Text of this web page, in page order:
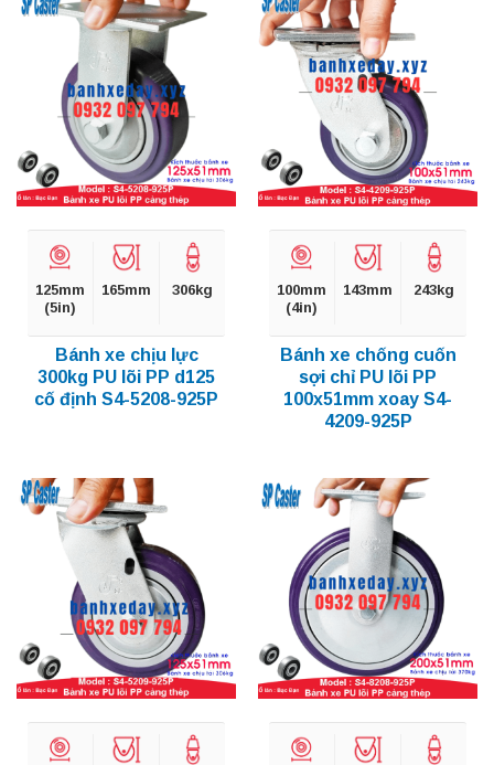
125mm
(5in)
165mm 306kg
Bánh xe chịu lực
300kg PU lõi PP d125
cố định S4-5208-925P
100mm
(4in)
143mm 243kg
Bánh xe chống cuốn
sợi chỉ PU lõi PP
100x51mm xoay S4-
4209-925P